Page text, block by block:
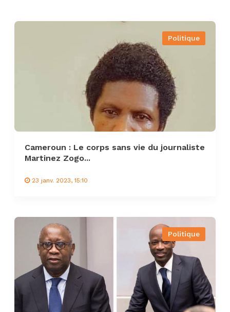
Politique
Cameroun : Le corps sans vie du journaliste
Martinez Zogo...
23 janv. 2023, 15:10
Politique